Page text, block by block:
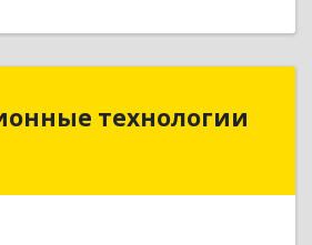
технологии
технологии